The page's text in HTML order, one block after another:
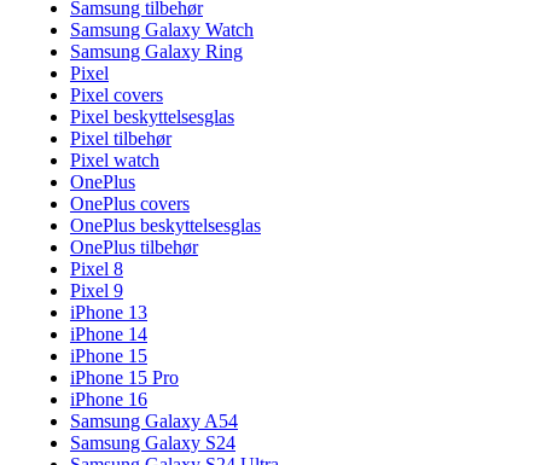
Samsung tilbehør
Samsung Galaxy Watch
Samsung Galaxy Ring
Pixel
Pixel covers
Pixel beskyttelsesglas
Pixel tilbehør
Pixel watch
OnePlus
OnePlus covers
OnePlus beskyttelsesglas
OnePlus tilbehør
Pixel 8
Pixel 9
iPhone 13
iPhone 14
iPhone 15
iPhone 15 Pro
iPhone 16
Samsung Galaxy A54
Samsung Galaxy S24